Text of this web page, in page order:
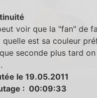
voir que la "fan" de
est sa couleur
seconde plus tard
le 19.05.2011
: 00:09:33